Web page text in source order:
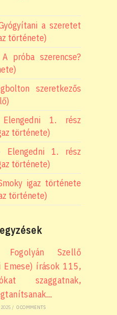
a szeretet
története)
A próba szerencse?
szeretkezős
Elengedni 1. rész
története)
Elengedni 1. rész
története)
igaz története
története)
Fogolyán Szellő
Emese) írások 115,
szaggatnak,
/ 0 COMMENTS